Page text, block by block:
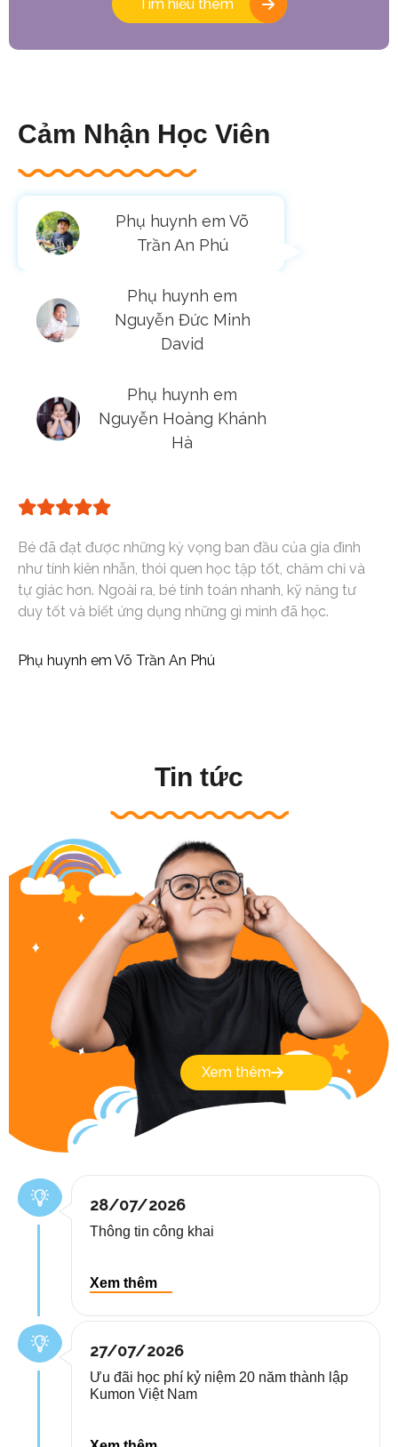
Tìm hiểu thêm
Cảm Nhận Học Viên
Phụ huynh em Võ
Trần An Phú
Phụ huynh em
Nguyễn Đức Minh
David
Phụ huynh em
Nguyễn Hoàng Khánh
Hà
Phụ huynh em Võ Trần An Phú
Bé đã đạt được những kỳ vọng ban đầu của gia đình
như tính kiên nhẫn, thói quen học tập tốt, chăm chỉ và
tự giác hơn. Ngoài ra, bé tính toán nhanh, kỹ năng tư
duy tốt và biết ứng dụng những gì mình đã học.
Tin tức
Xem thêm
Thông tin công khai
28/07/2026
Ưu đãi học phí kỷ niệm 20 năm thành lập
Kumon Việt Nam
27/07/2026